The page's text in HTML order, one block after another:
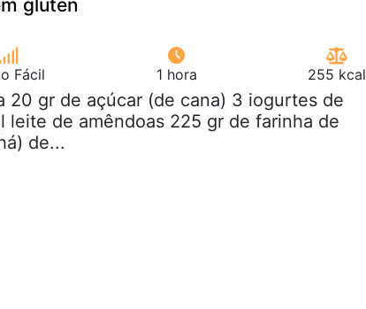
gluten
Fácil 1 hora 255 kcal
20 gr de açúcar (de cana) 3 iogurtes de
leite de amêndoas 225 gr de farinha de
de...